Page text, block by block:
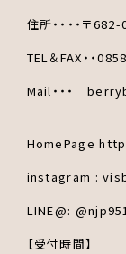
住所・・・・〒
TEL＆FAX・・
Mail・・・
HomePage
instagram :
LINE@:
【受付時間】